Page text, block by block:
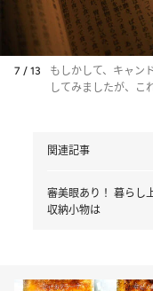
7 / 13
もしかして、キャン
してみましたが、こ
関連記事
審美眼あり！ 暮らし
収納小物は